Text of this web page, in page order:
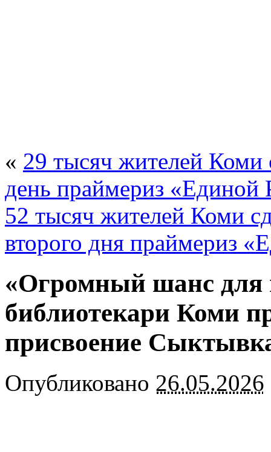
« 29 тысяч жителей Коми
день праймериз «Единой
52 тысяч жителей Коми
второго дня праймериз
«Огромный шанс для
библиотекари Коми
присвоение
Опубликовано 26.05.2026